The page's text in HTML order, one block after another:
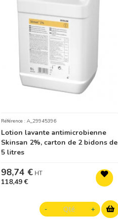
Référence : A_29945396
Lotion lavante antimicrobienne
Skinsan 2%, carton de 2 bidons de
5 litres
98,74 €
118,49 €